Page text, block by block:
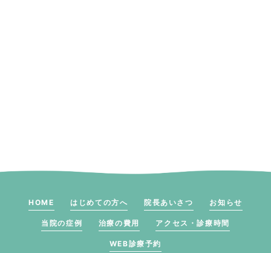
HOME はじめての方へ 院長あいさつ お知らせ
当院の症例 治療の費用 アクセス・診療時間
WEB診療予約